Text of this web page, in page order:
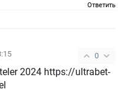
Ответить
0
2024 https://ultrabet-